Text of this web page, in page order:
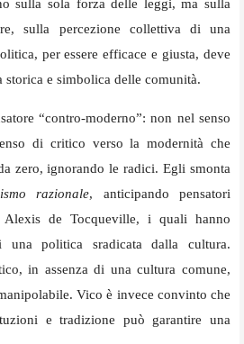
sulla sola forza delle leggi, ma sulla
sulla percezione collettiva di una
per essere efficace e giusta, deve
storica e simbolica delle comunità.
“contro-moderno”: non nel senso
di critico verso la modernità che
zero, ignorando le radici. Egli smonta
razionale, anticipando pensatori
de Tocqueville, i quali hanno
politica sradicata dalla cultura.
in assenza di una cultura comune,
Vico è invece convinto che
e tradizione può garantire una